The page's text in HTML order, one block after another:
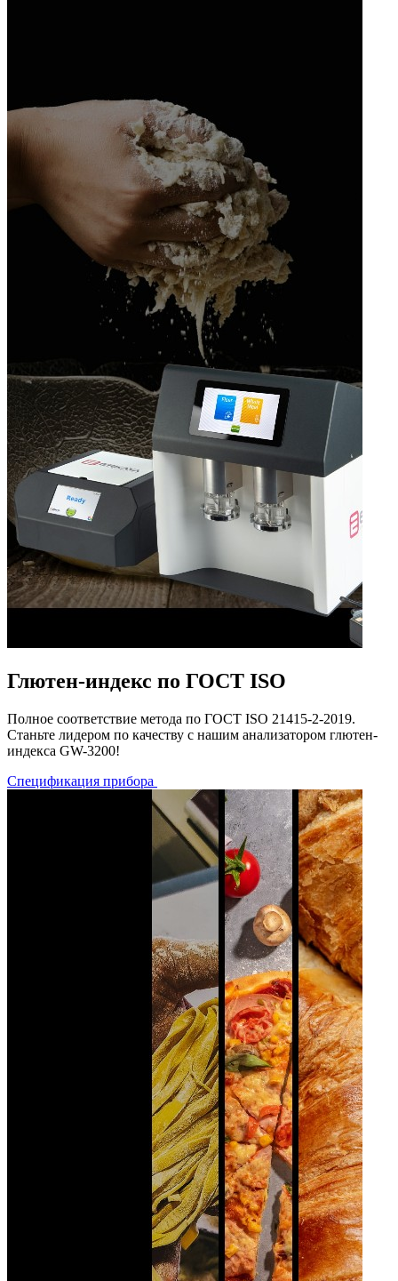
Глютен-индекс по ГОСТ ISO
Полное соответствие метода по ГОСТ ISO 21415-2-2019.
Станьте лидером по качеству с нашим анализатором глютен-
индекса GW-3200!
Спецификация прибора